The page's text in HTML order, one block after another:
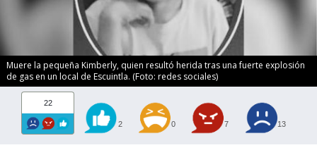
Muere la pequeña Kimberly, quien resultó herida tras una fuerte explosión
de gas en un local de Escuintla. (Foto: redes sociales)
22
2 0 7 13